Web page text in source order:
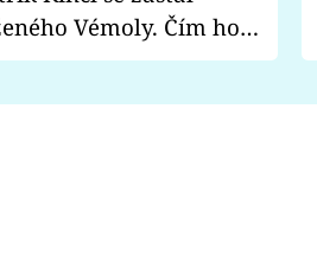
Vémoly. Čím ho
naštvali?